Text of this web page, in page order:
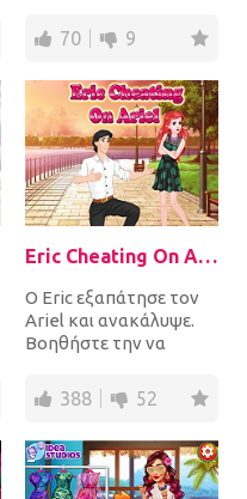
Ντίσνεϊ και των
κακοποιών! Ντύσε π...
70 9
Eric Cheating On Ariel
Ο Eric εξαπάτησε τον
Ariel και ανακάλυψε.
Βοηθήστε την να
πράγματα της και στη
συνέχει...
388 52